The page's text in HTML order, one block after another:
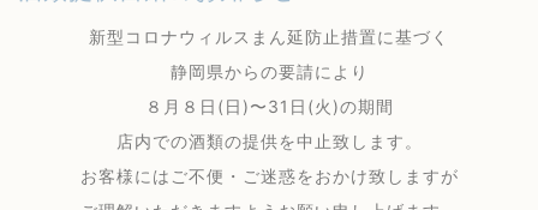
新型コロナウィルスまん延防止措置に基づく
静岡県からの要請により
８月８日(日)〜31日(火)の期間
店内での酒類の提供を中止致します。
お客様にはご不便・ご迷惑をおかけ致しますが